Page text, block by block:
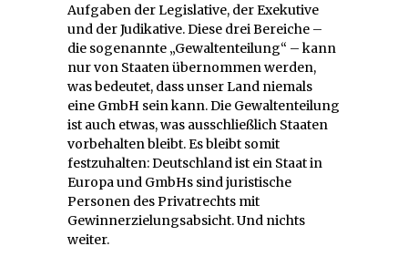
Aufgaben der Legislative, der Exekutive
und der Judikative. Diese drei Bereiche –
die sogenannte „Gewaltenteilung“ – kann
nur von Staaten übernommen werden,
was bedeutet, dass unser Land niemals
eine GmbH sein kann. Die Gewaltenteilung
ist auch etwas, was ausschließlich Staaten
vorbehalten bleibt. Es bleibt somit
festzuhalten: Deutschland ist ein Staat in
Europa und GmbHs sind juristische
Personen des Privatrechts mit
Gewinnerzielungsabsicht. Und nichts
weiter.